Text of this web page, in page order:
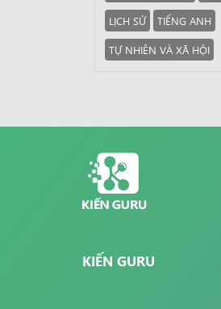
LỊCH SỬ
TIẾNG ANH
TỰ NHIÊN VÀ XÃ HỘI
KIẾN GURU